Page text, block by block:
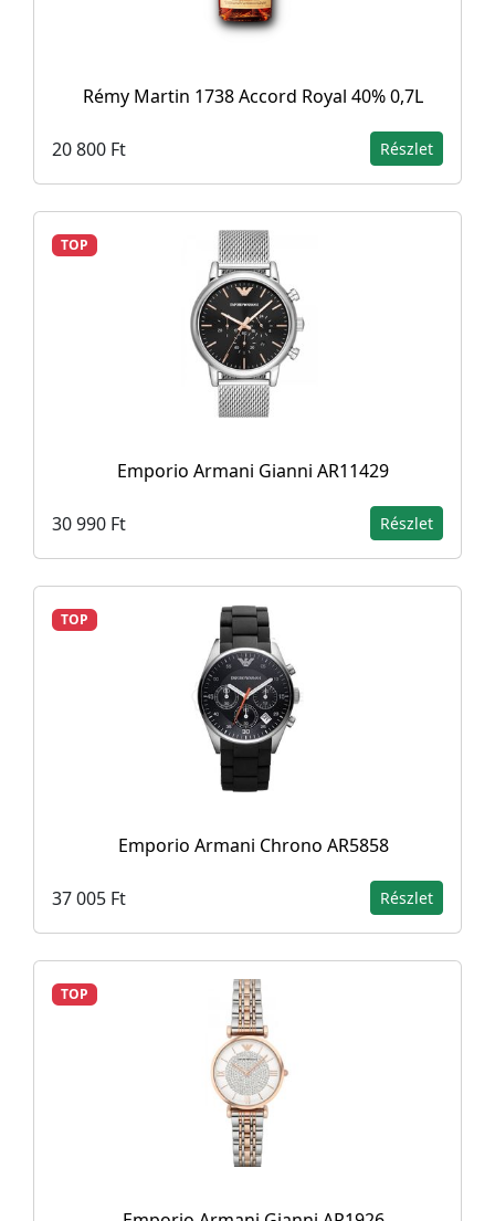
Rémy Martin 1738 Accord Royal 40% 0,7L
20 800 Ft Részlet
TOP
Emporio Armani Gianni AR11429
30 990 Ft Részlet
TOP
Emporio Armani Chrono AR5858
37 005 Ft Részlet
TOP